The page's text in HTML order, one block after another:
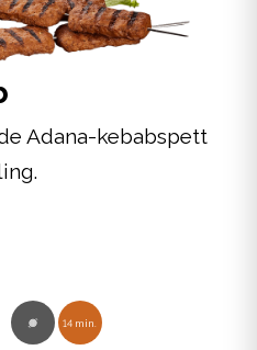
14 min.
Adana-kebabspett